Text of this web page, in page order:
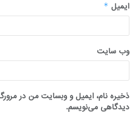
ایمیل *
وب‌ سایت
ذخیره نام، ایمیل و وبسایت من در
دیدگاهی می‌نویسم.